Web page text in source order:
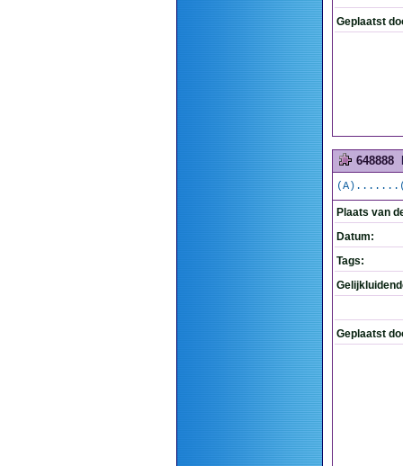
Geplaatst
648888
Plaats van
Datum:
Tags:
Geplaatst